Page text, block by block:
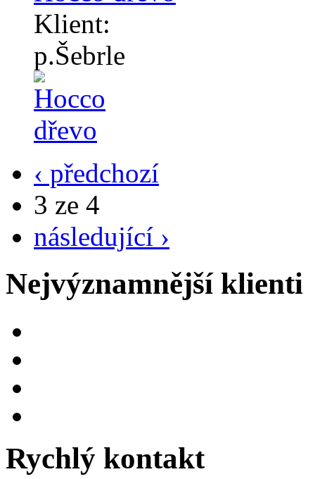
Klient:
p.Šebrle
‹ předchozí
3 ze 4
následující ›
Nejvýznamnější klienti
Rychlý kontakt